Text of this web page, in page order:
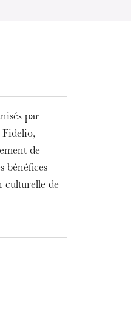
par
de
bénéfices
culturelle de